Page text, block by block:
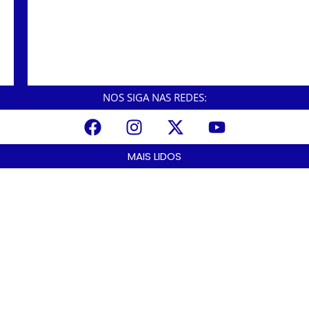
NOS SIGA NAS REDES:
MAIS LIDOS